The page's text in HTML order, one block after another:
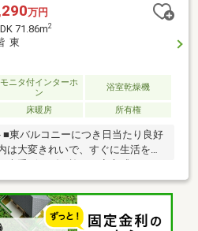
万円
71.86m2
東
モニタ付インターホ
ン
浴室乾燥機
床暖房 所有権
東バルコニーにつき日当たり良好
は大変きれいで、すぐに生活を始
い季節も足元から快適にお過ごし
ウォークインクローゼットがあ
大きなお荷物もすっきり収納でき
い3LDKです。